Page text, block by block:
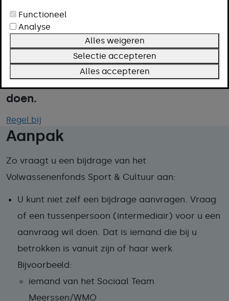
betaalt contributie of lesgeld voor
personen die niet genoeg geld hebben
voor sport of cultuur. Vraag of een
tussenpersoon de aanvraag voor u wil
doen.
Regel bij
Aanpak
Zo vraagt u een bijdrage van het
Volwassenenfonds Sport & Cultuur aan:
U kunt niet zelf een bijdrage aanvragen. Vraag
of een tussenpersoon (intermediair) voor u een
aanvraag wil doen. Dat is iemand die bij u
betrokken is vanuit zijn of haar werk.
Bijvoorbeeld:
iemand van het Sociaal Team
Meerssen/WMO
Functioneel
Analyse
Alles weigeren
Selectie accepteren
Alles accepteren